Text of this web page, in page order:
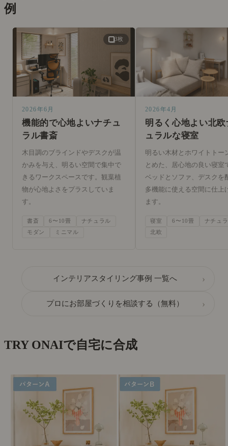
例
3枚
2026年6月
機能的で心地よいナチュ
ラル書斎
木目調のブラインドやデスクが温
かみを与え、明るい空間で集中で
きるワークスペースです。観葉植
物が心地よさをプラスしていま
す。
書斎 6〜10畳
ナチュラル
モダン
ミニマル
2026年4月
明るく心地よい北欧
ュラルな寝室
明るい木材とホワイトトー
とめた、居心地の良い寝室
ベッドとソファ、デスクを
多機能に使える空間に仕上
ます。
寝室 6〜10畳
ナチュ
北欧
インテリアスタイリング事例 一覧へ ›
プロにお部屋づくりを相談する（無料） ›
TRY ONAIで自宅に合成